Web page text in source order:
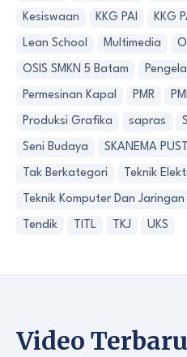
Kesiswaan KKG PAI KKG
Lean School Multimedia
OSIS SMKN 5 Batam
Permesinan Kapal PMR
Produksi Grafika sapras
Seni Budaya SKANEMA
Tak Berkategori Teknik
Teknik Komputer Dan Jaringan
Tendik TITL TKJ UKS
Video Terbaru